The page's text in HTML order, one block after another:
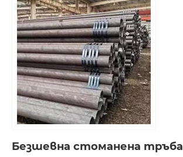
Безшевна стоманена тръба